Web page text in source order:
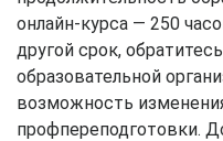
онлайн-курса — 250
другой срок,
образовательной
возможность
профпереподготовки.